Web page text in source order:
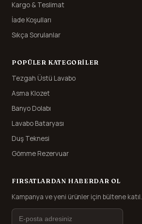
Kargo & Teslimat
İade Koşulları
Sıkça Sorulanlar
POPÜLER KATEGORILER
Tezgah Üstü Lavabo
Asma Klozet
Banyo Dolabı
Lavabo Bataryası
Duş Teknesi
Gömme Rezervuar
FIRSATLARDAN HABERDAR OL
Kampanya ve yeni ürünler için bültene katıl.